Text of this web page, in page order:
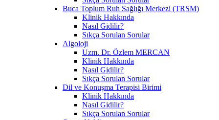
Buca Toplum Ruh Sağlığı Merkezi (TRSM)
Klinik Hakkında
Nasıl Gidilir?
Sıkça Sorulan Sorular
Algoloji
Uzm. Dr. Özlem MERCAN
Klinik Hakkında
Nasıl Gidilir?
Sıkça Sorulan Sorular
Dil ve Konuşma Terapisi Birimi
Klinik Hakkında
Nasıl Gidilir?
Sıkça Sorulan Sorular